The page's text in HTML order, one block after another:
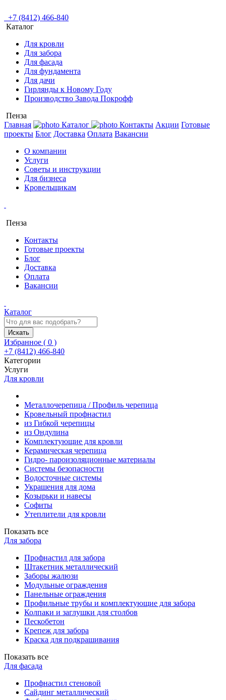
+7 (8412) 466-840
Каталог
Для кровли
Для забора
Для фасада
Для фундамента
Для дачи
Гирлянды к Новому Году
Производство Завода Покрофф
Пенза
Главная
Каталог Контакты Акции Готовые
проекты Блог Доставка Оплата Вакансии
О компании
Услуги
Советы и инструкции
Для бизнеса
Кровельщикам
Пенза
Контакты
Готовые проекты
Блог
Доставка
Оплата
Вакансии
Каталог
Искать
Избранное ( 0 )
+7 (8412) 466-840
Категории
Услуги
Для кровли
Металлочерепица / Профиль черепица
Кровельный профнастил
из Гибкой черепицы
из Ондулина
Комплектующие для кровли
Керамическая черепица
Гидро- пароизоляционные материалы
Системы безопасности
Водосточные системы
Украшения для дома
Козырьки и навесы
Софиты
Утеплители для кровли
Показать все
Для забора
Профнастил для забора
Штакетник металлический
Заборы жалюзи
Модульные ограждения
Панельные ограждения
Профильные трубы и комплектующие для забора
Колпаки и заглушки для столбов
Пескобетон
Крепеж для забора
Краска для подкрашивания
Показать все
Для фасада
Профнастил стеновой
Сайдинг металлический